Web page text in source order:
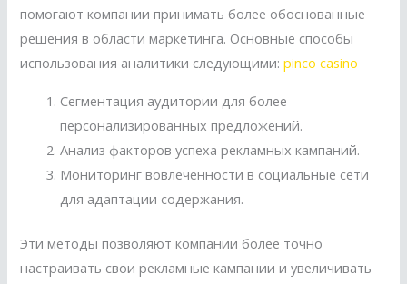
помогают компании принимать более обоснованные
решения в области маркетинга. Основные способы
использования аналитики следующими:pinco casino
Сегментация аудитории для более
персонализированных предложений.
Анализ факторов успеха рекламных кампаний.
Мониторинг вовлеченности в социальные сети
для адаптации содержания.
Эти методы позволяют компании более точно
настраивать свои рекламные кампании и увеличивать